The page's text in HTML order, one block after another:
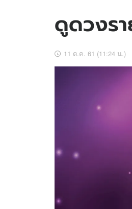
ข่าวบันเทิง
ดาวน์โหลดสนุกแอป
ดูดวงร
11 ต.ค. 61 (11:24 น.)